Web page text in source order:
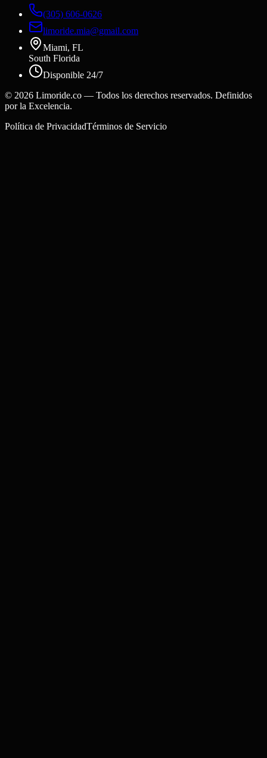
(305) 606-0626
limoride.mia@gmail.com
Miami, FL
South Florida
Disponible 24/7
© 2026 Limoride.co — Todos los derechos reservados. Definidos
por la Excelencia.
Política de PrivacidadTérminos de Servicio